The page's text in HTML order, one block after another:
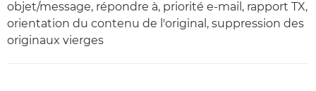
objet/message, répondre à, priorité e-mail, rapport TX,
orientation du contenu de l'original, suppression des
originaux vierges